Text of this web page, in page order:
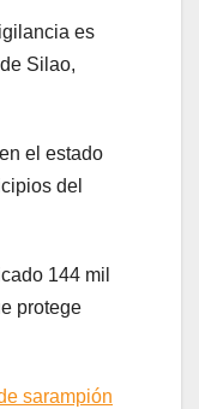
es
Silao,
el estado
del
144 mil
protege
sarampión